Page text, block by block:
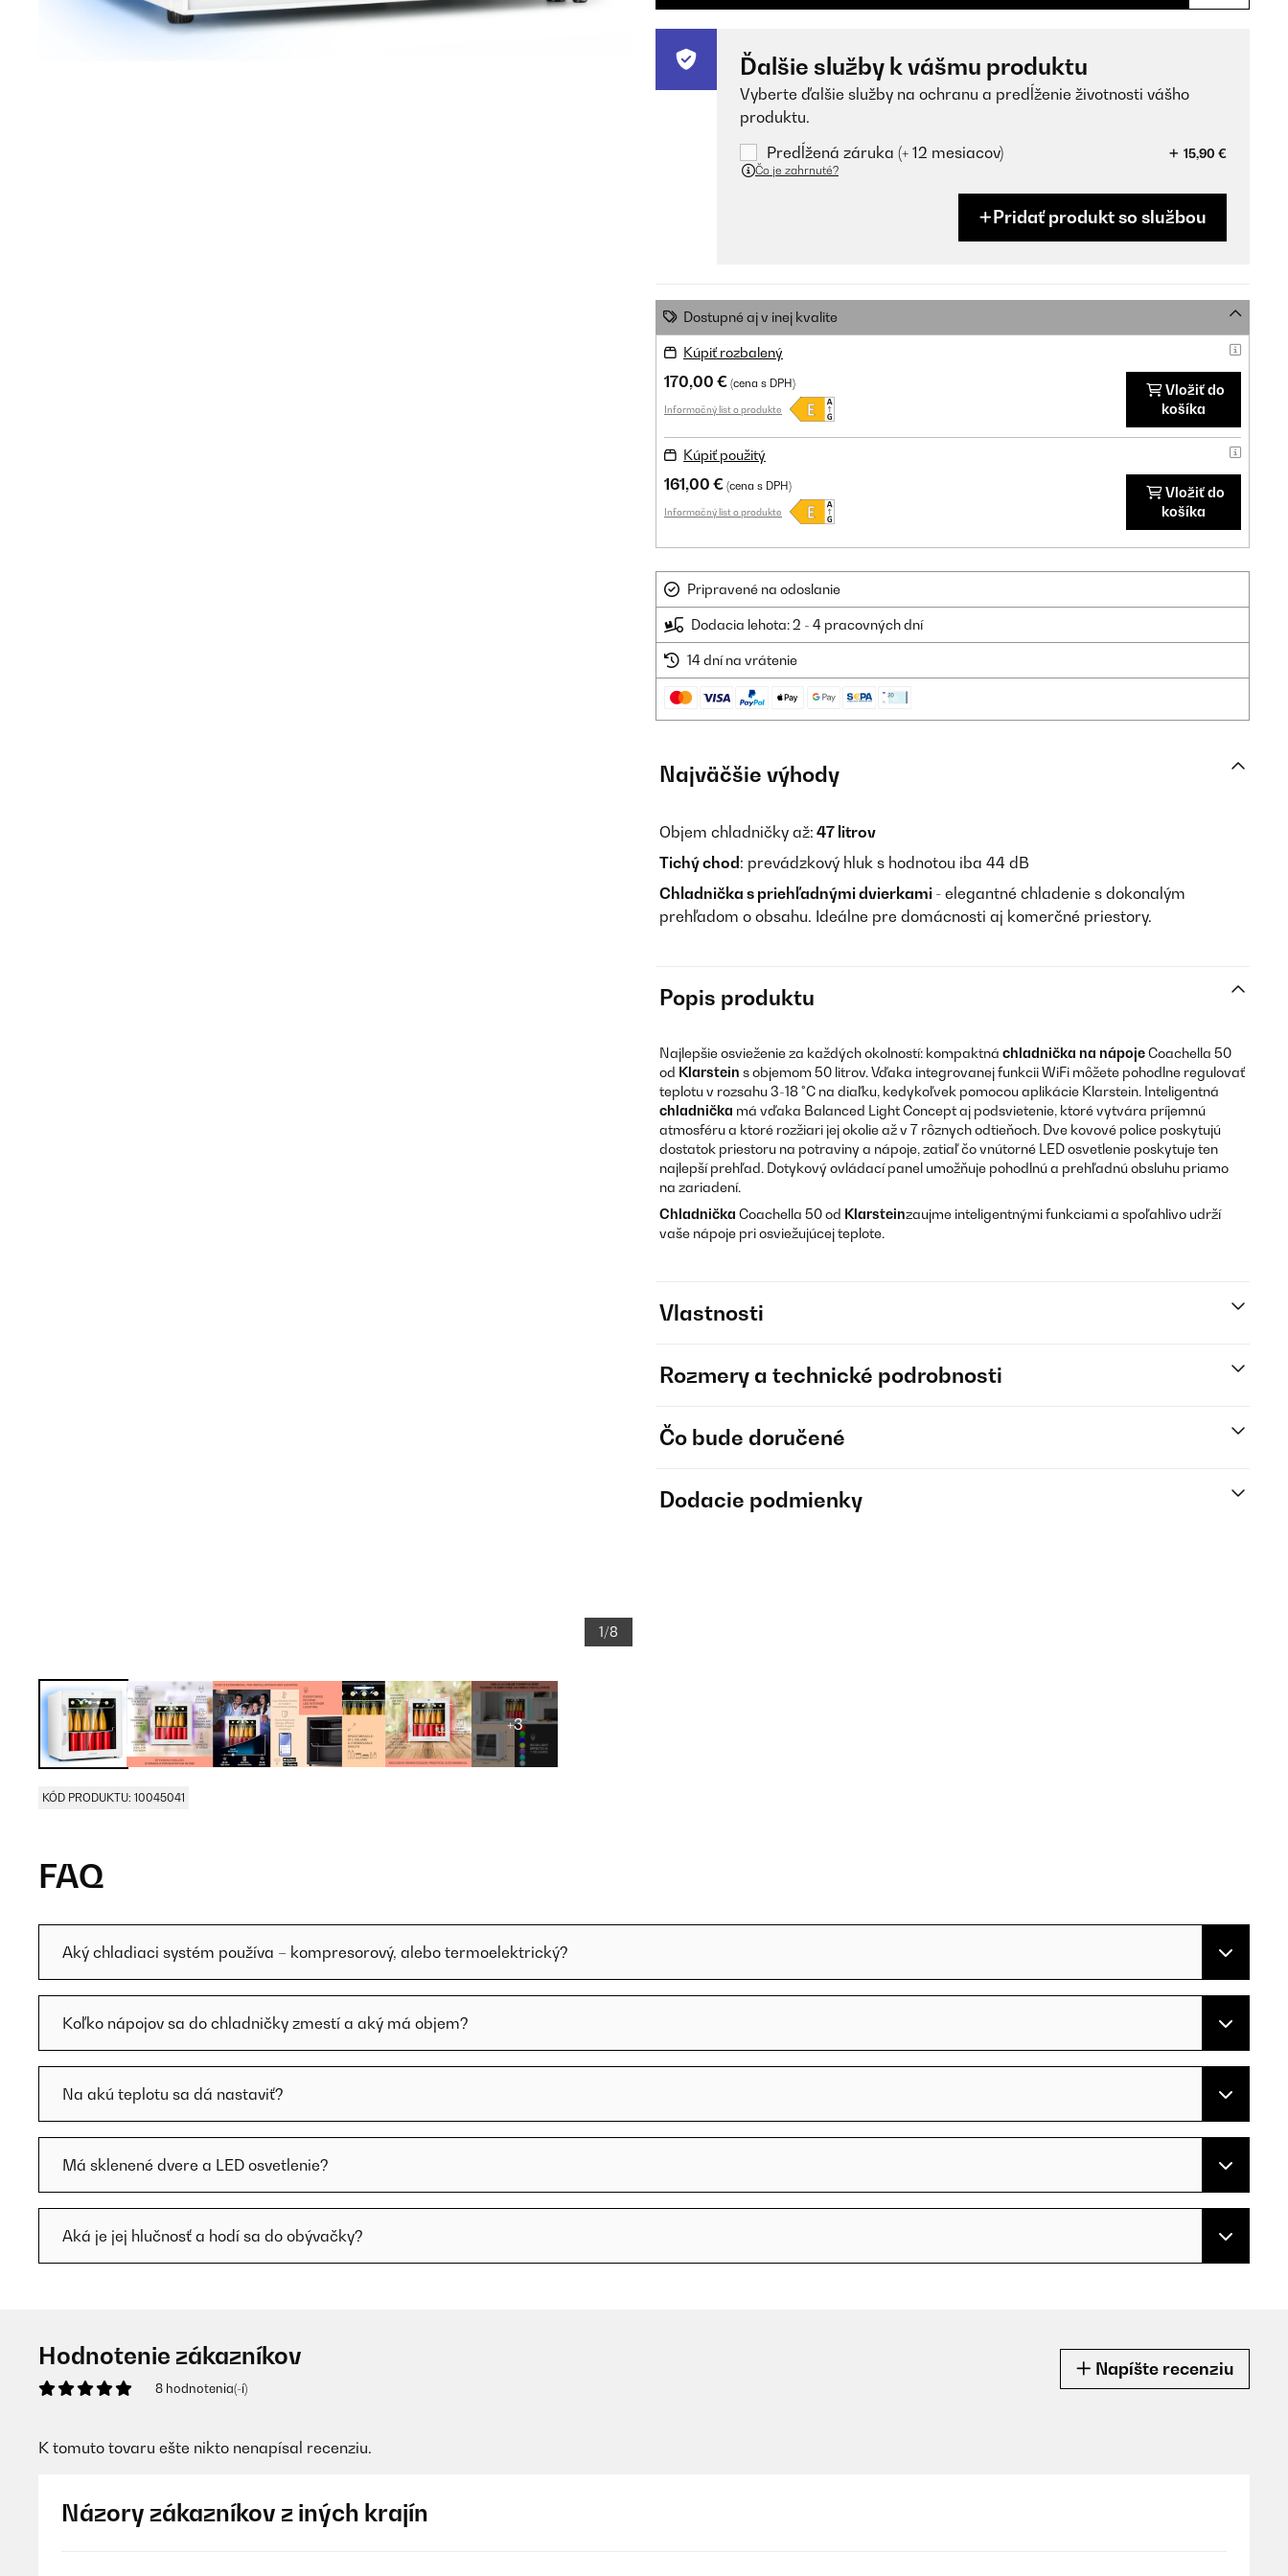
1/8
+3
KÓD PRODUKTU: 10045041
Ďalšie služby k vášmu produktu
Vyberte ďalšie služby na ochranu a predĺženie životnosti vášho
produktu.
Predĺžená záruka (+ 12 mesiacov)
15,90 €
Čo je zahrnuté?
Pridať produkt so službou
Dostupné aj v inej kvalite
Kúpiť rozbalený
170,00 € (cena s DPH)
Informačný list o produkte
Vložiť do
košíka
Kúpiť použitý
161,00 € (cena s DPH)
Informačný list o produkte
Vložiť do
košíka
Pripravené na odoslanie
Dodacia lehota: 2 - 4 pracovných dní
14 dní na vrátenie
Najväčšie výhody
Objem chladničky až: 47 litrov
Tichý chod : prevádzkový hluk s hodnotou iba 44 dB
Chladnička s priehľadnými dvierkami - elegantné chladenie s dokonalým
prehľadom o obsahu. Ideálne pre domácnosti aj komerčné priestory.
Popis produktu
Najlepšie osvieženie za každých okolností: kompaktná chladnička na nápojeCoachella 50
od Klarstein s objemom 50 litrov. Vďaka integrovanej funkcii WiFi môžete pohodlne regulovať
teplotu v rozsahu 3-18 °C na diaľku, kedykoľvek pomocou aplikácie Klarstein. Inteligentná
chladnička má vďaka Balanced Light Concept aj podsvietenie, ktoré vytvára príjemnú
atmosféru a ktoré rozžiari jej okolie až v 7 rôznych odtieňoch. Dve kovové police poskytujú
dostatok priestoru na potraviny a nápoje, zatiaľ čo vnútorné LED osvetlenie poskytuje ten
najlepší prehľad. Dotykový ovládací panel umožňuje pohodlnú a prehľadnú obsluhu priamo
na zariadení.
Chladnička Coachella 50 od Klarsteinzaujme inteligentnými funkciami a spoľahlivo udrží
vaše nápoje pri osviežujúcej teplote.
Vlastnosti
Rozmery a technické podrobnosti
Čo bude doručené
Dodacie podmienky
FAQ
Aký chladiaci systém používa – kompresorový, alebo termoelektrický?
Koľko nápojov sa do chladničky zmestí a aký má objem?
Na akú teplotu sa dá nastaviť?
Má sklenené dvere a LED osvetlenie?
Aká je jej hlučnosť a hodí sa do obývačky?
Hodnotenie zákazníkov
8 hodnotenia(-í)
Napíšte recenziu
K tomuto tovaru ešte nikto nenapísal recenziu.
Názory zákazníkov z iných krajín